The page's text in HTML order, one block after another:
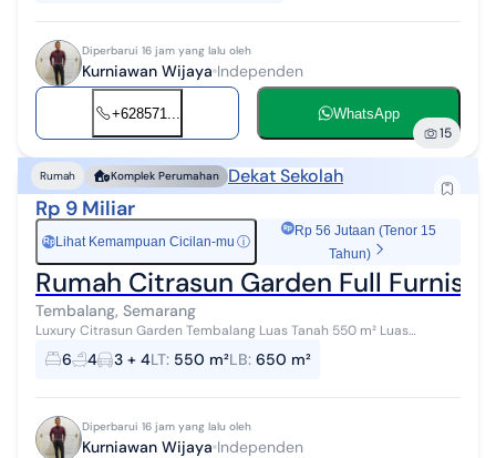
Diperbarui 16 jam yang lalu oleh
Kurniawan Wijaya Independen
+628571... WhatsApp
15
Rumah Komplek Perumahan Dekat Sekolah
Rp 9 Miliar
Rp Lihat Kemampuan Cicilan-mu ⓘ
Rp 56 Jutaan (Tenor 15
Tahun)
Rumah Citrasun Garden Full
Tembalang, Semarang
Luxury Citrasun Garden Tembalang Luas Tanah 550 m² Luas
Bangunan 650 m² Bangunan 2 Lantai Kamar Tidur 4 + 2 Kamar
Mandi 3 + 1 Air Artetis Listri...
6 4 3 + 4LT: 550 m²LB: 650 m²
Diperbarui 16 jam yang lalu oleh
Kurniawan Wijaya Independen